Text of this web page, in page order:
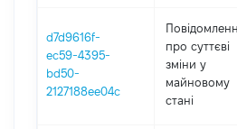
d7d9616f-
ec59-4395-
bd50-
2127188ee04c
про суттєві
зміни y
майновому
стані